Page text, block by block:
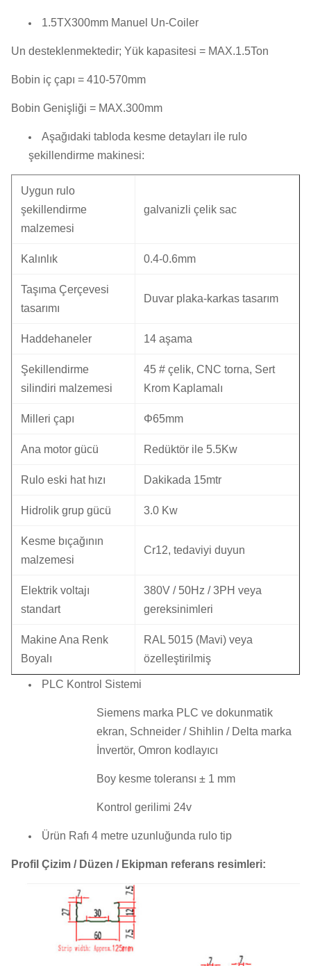
1.5TX300mm Manuel Un-Coiler
Un desteklenmektedir; Yük kapasitesi = MAX.1.5Ton
Bobin iç çapı = 410-570mm
Bobin Genişliği = MAX.300mm
Aşağıdaki tabloda kesme detayları ile rulo
şekillendirme makinesi:
Uygun rulo
şekillendirme
malzemesi
galvanizli çelik sac
Kalınlık 0.4-0.6mm
Taşıma Çerçevesi
tasarımı
Duvar plaka-karkas tasarım
Haddehaneler 14 aşama
Şekillendirme
silindiri malzemesi
45 # çelik, CNC torna, Sert
Krom Kaplamalı
Milleri çapı Φ65mm
Ana motor gücü Redüktör ile 5.5Kw
Rulo eski hat hızı Dakikada 15mtr
Hidrolik grup gücü 3.0 Kw
Kesme bıçağının
malzemesi
Cr12, tedaviyi duyun
Elektrik voltajı
standart
380V / 50Hz / 3PH veya
gereksinimleri
Makine Ana Renk
Boyalı
RAL 5015 (Mavi) veya
özelleştirilmiş
PLC Kontrol Sistemi
Siemens marka PLC ve dokunmatik
ekran, Schneider / Shihlin / Delta marka
İnvertör, Omron kodlayıcı
Boy kesme toleransı ± 1 mm
Kontrol gerilimi 24v
Ürün Rafı 4 metre uzunluğunda rulo tip
Profil Çizim / Düzen / Ekipman referans resimleri: